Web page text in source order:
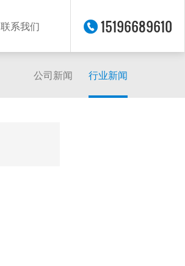
联系我们 15196689610
公司新闻 行业新闻